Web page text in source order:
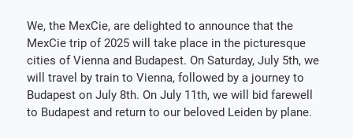
We, the MexCie, are delighted to announce that the
MexCie trip of 2025 will take place in the picturesque
cities of Vienna and Budapest. On Saturday, July 5th, we
will travel by train to Vienna, followed by a journey to
Budapest on July 8th. On July 11th, we will bid farewell
to Budapest and return to our beloved Leiden by plane.